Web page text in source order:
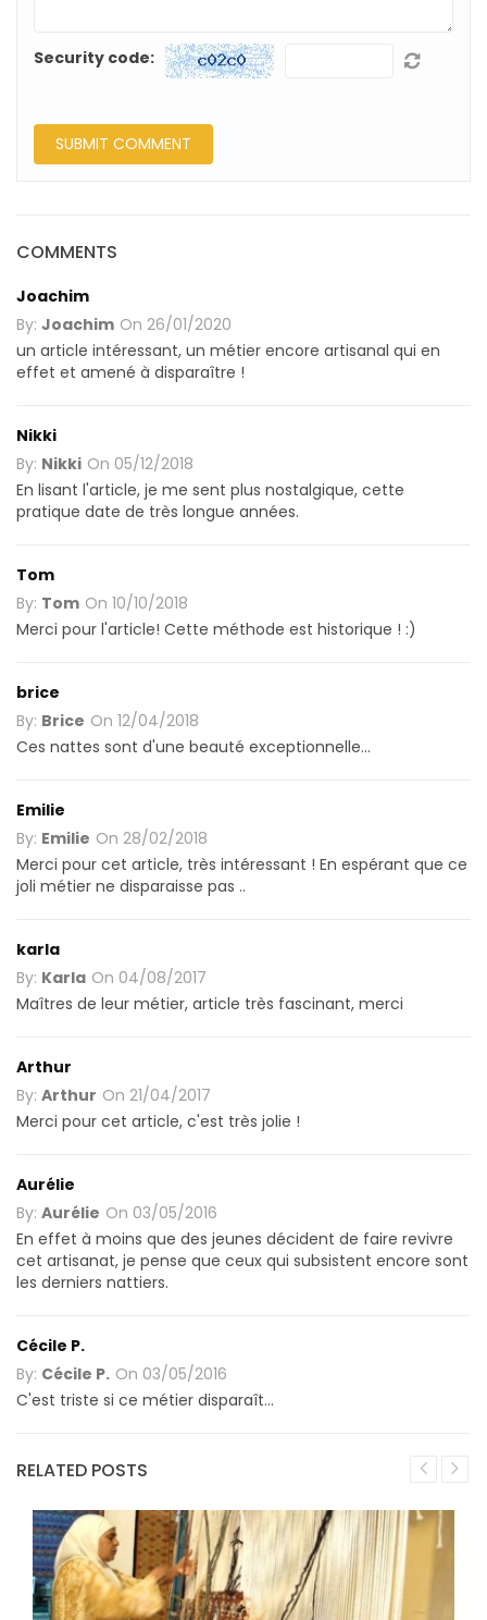
Security code:
COMMENTS
Joachim
By: Joachim On 26/01/2020
un article intéressant, un métier encore artisanal qui en
effet et amené à disparaître !
Nikki
By: Nikki On 05/12/2018
En lisant l'article, je me sent plus nostalgique, cette
pratique date de très longue années.
Tom
By: Tom On 10/10/2018
Merci pour l'article! Cette méthode est historique ! :)
brice
By: Brice On 12/04/2018
Ces nattes sont d'une beauté exceptionnelle...
Emilie
By: Emilie On 28/02/2018
Merci pour cet article, très intéressant ! En espérant que ce
joli métier ne disparaisse pas ..
karla
By: Karla On 04/08/2017
Maîtres de leur métier, article très fascinant, merci
Arthur
By: Arthur On 21/04/2017
Merci pour cet article, c'est très jolie !
Aurélie
By: Aurélie On 03/05/2016
En effet à moins que des jeunes décident de faire revivre
cet artisanat, je pense que ceux qui subsistent encore sont
les derniers nattiers.
Cécile P.
By: Cécile P. On 03/05/2016
C'est triste si ce métier disparaît...
RELATED POSTS